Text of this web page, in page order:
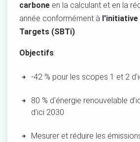
carbone en la calculant et en la
année conformément à l'initiative
Targets (SBTi).
Objectifs:
-42 % pour les scopes 1 et 2
80 % d'énergie renouvelable
d'ici 2030
Mesurer et réduire les